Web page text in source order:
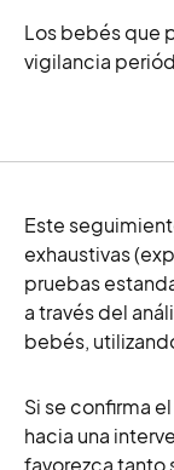
Este
exhaustivas
pruebas
a través del
bebés,
Si se confirma
hacia una
favorezca tanto
Los bebés que
vigilancia